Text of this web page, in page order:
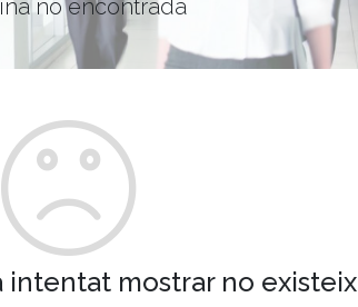
no encontrada
intentat mostrar no existeix